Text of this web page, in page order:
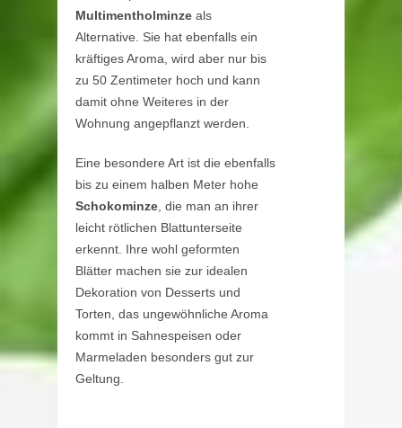
Multimentholminze als
Alternative. Sie hat ebenfalls ein
kräftiges Aroma, wird aber nur bis
zu 50 Zentimeter hoch und kann
damit ohne Weiteres in der
Wohnung angepflanzt werden.
Eine besondere Art ist die ebenfalls
bis zu einem halben Meter hohe
Schokominze , die man an ihrer
leicht rötlichen Blattunterseite
erkennt. Ihre wohl geformten
Blätter machen sie zur idealen
Dekoration von Desserts und
Torten, das ungewöhnliche Aroma
kommt in Sahnespeisen oder
Marmeladen besonders gut zur
Geltung.